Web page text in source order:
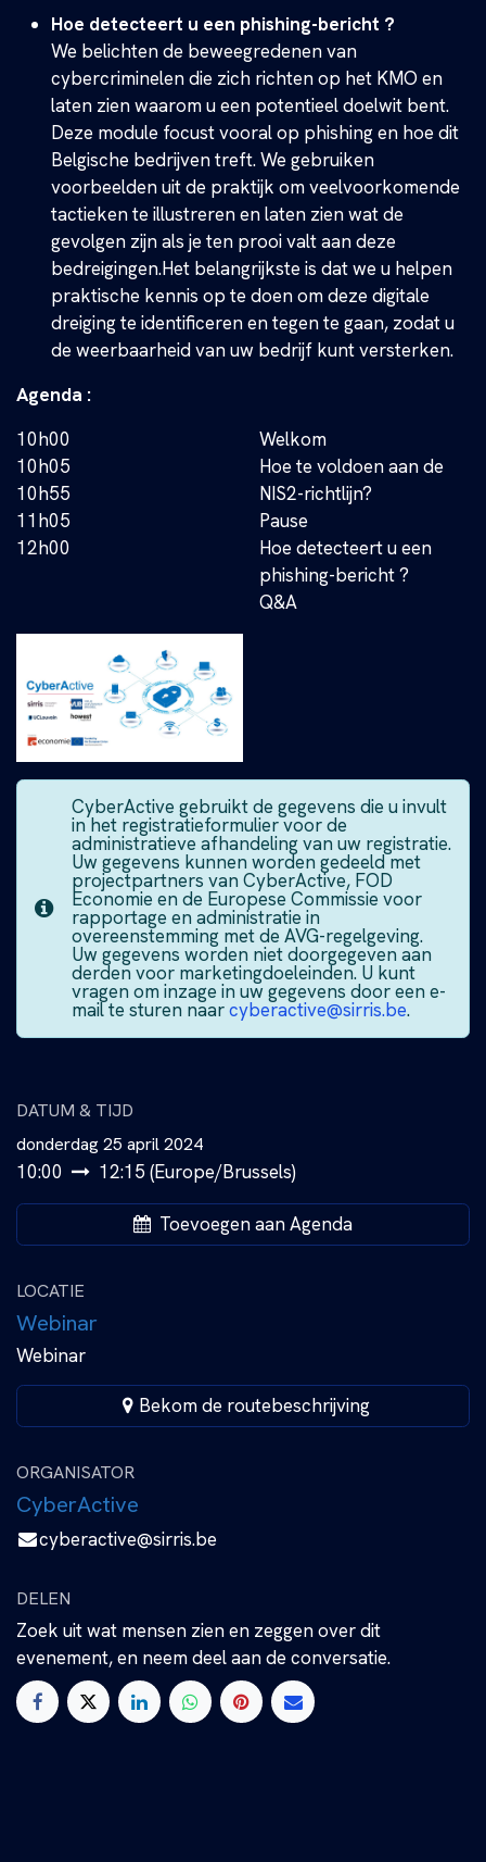
Hoe detecteert u een phishing-bericht ?
We belichten de beweegredenen van
cybercriminelen die zich richten op het KMO en
laten zien waarom u een potentieel doelwit bent.
Deze module focust vooral op phishing en hoe dit
Belgische bedrijven treft. We gebruiken
voorbeelden uit de praktijk om veelvoorkomende
tactieken te illustreren en laten zien wat de
gevolgen zijn als je ten prooi valt aan deze
bedreigingen.Het belangrijkste is dat we u helpen
praktische kennis op te doen om deze digitale
dreiging te identificeren en tegen te gaan, zodat u
de weerbaarheid van uw bedrijf kunt versterken.
Agenda :
10h00
10h05
10h55
11h05
12h00
Welkom
Hoe te voldoen aan de
NIS2-richtlijn?
Pause
Hoe detecteert u een
phishing-bericht ?
Q&A
CyberActive gebruikt de gegevens die u invult
in het registratieformulier voor de
administratieve afhandeling van uw registratie.
Uw gegevens kunnen worden gedeeld met
projectpartners van CyberActive, FOD
Economie en de Europese Commissie voor
rapportage en administratie in
overeenstemming met de AVG-regelgeving.
Uw gegevens worden niet doorgegeven aan
derden voor marketingdoeleinden. U kunt
vragen om inzage in uw gegevens door een e-
mail te sturen naarcyberactive@sirris.be.
DATUM & TIJD
donderdag 25 april 2024
10:00 12:15(Europe/Brussels)
Toevoegen aan Agenda
LOCATIE
Webinar
Webinar
Bekom de routebeschrijving
ORGANISATOR
CyberActive
cyberactive@sirris.be
DELEN
Zoek uit wat mensen zien en zeggen over dit
evenement, en neem deel aan de conversatie.